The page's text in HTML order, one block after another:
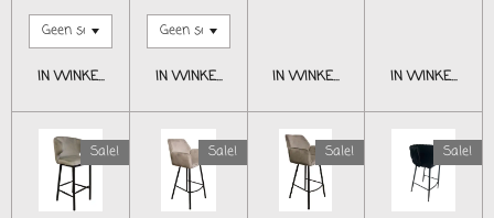
IN WINKELWAGEN IN WINKELWAGEN IN WINKELWAGEN IN
Sale! Sale! Sale! Sale!